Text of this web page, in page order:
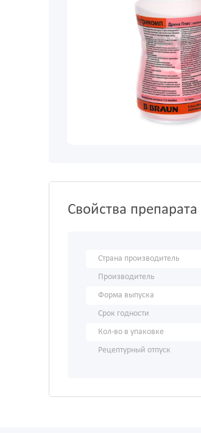
Свойства препарата
Страна производитель
Производитель
Форма выпуска
Срок годности
Кол-во в упаковке
Рецептурный отпуск